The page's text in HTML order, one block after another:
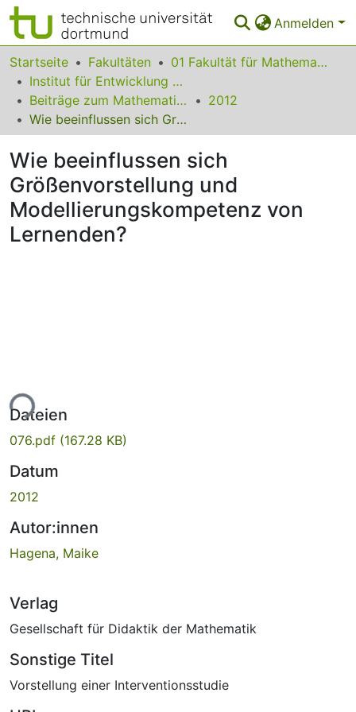
Anmelden
Bereiche & Sammlungen
Das gesamte Repositorium
Statistiken
FAQ
Leitlinien
Zurück zur Startseite
Startseite Fakultäten
01 Fakultät für Mathematik
Institut für Entwicklung und Erforschung des Mathematikunterrichts
Beiträge zum Mathematikunterricht
2012
Wie beeinflussen sich Größenvorstellung und Modellierungskompetenz von Lernenden?
Wie beeinflussen sich
Größenvorstellung und
Modellierungskompetenz von
Lernenden?
Dateien
076.pdf (167.28 KB)
Datum
2012
Autor:innen
Hagena, Maike
Verlag
Gesellschaft für Didaktik der Mathematik
Sonstige Titel
Vorstellung einer Interventionsstudie